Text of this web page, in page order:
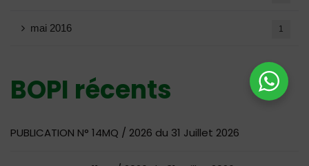
mai 2016 1
BOPI récents
PUBLICATION N° 14MQ / 2026 du 31 Juillet 2026